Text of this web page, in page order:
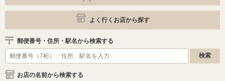
よく行くお店から探す
郵便番号・住所・駅名から検索する
お店の名前から検索する